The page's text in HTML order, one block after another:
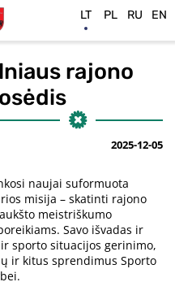
rajono
2025-12-05
naujai suformuota
misija – skatinti rajono
meistriškumo
Savo išvadas ir
sporto situacijos gerinimo,
ir kitus sprendimus Sporto
LT PL RU EN